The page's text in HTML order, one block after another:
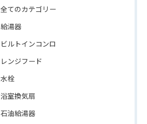
全てのカテゴリー
給湯器
ビルトインコンロ
レンジフード
水栓
浴室換気扇
石油給湯器